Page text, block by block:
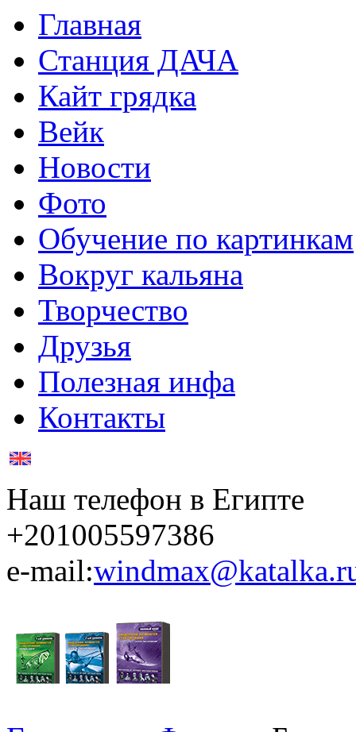
Главная
Станция ДАЧА
Кайт грядка
Вейк
Новости
Фото
Обучение по картинкам
Вокруг кальяна
Творчество
Друзья
Полезная инфа
Контакты
Наш телефон в Египте
+201005597386
e-mail: